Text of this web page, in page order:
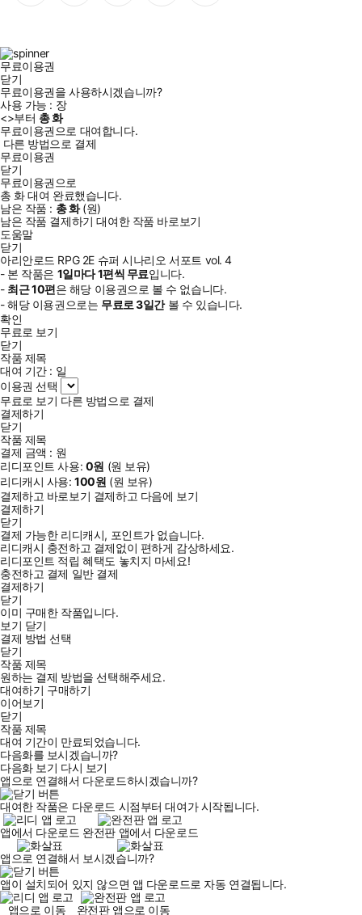
이
스
위
튜
톡
무료이용권
닫기
무료이용권을 사용하시겠습니까?
사용 가능 : 장
<>부터 총화
무료이용권으로 대여합니다.
다른 방법으로 결제
무료이용권
닫기
무료이용권으로
총 화대여 완료했습니다.
남은 작품 : 총화(원)
남은 작품 결제하기 대여한 작품 바로보기
도움말
닫기
아리안로드 RPG 2E 슈퍼 시나리오 서포트 vol. 4
- 본 작품은 1일마다1편씩 무료입니다.
- 최근10편은 해당 이용권으로 볼 수 없습니다.
- 해당 이용권으로는 무료로3일간볼 수 있습니다.
확인
무료로 보기
닫기
작품 제목
대여 기간 : 일
이용권 선택
무료로 보기 다른 방법으로 결제
결제하기
닫기
작품 제목
결제 금액 : 원
리디포인트 사용: 0원 (원 보유)
리디캐시 사용:100원 (원 보유)
결제하고 바로보기 결제하고 다음에 보기
결제하기
닫기
결제 가능한 리디캐시, 포인트가 없습니다.
리디캐시 충전하고 결제없이 편하게 감상하세요.
리디포인트 적립 혜택도 놓치지 마세요!
충전하고 결제 일반 결제
결제하기
닫기
이미 구매한 작품입니다.
보기 닫기
결제 방법 선택
닫기
작품 제목
원하는 결제 방법을 선택해주세요.
대여하기 구매하기
이어보기
닫기
작품 제목
대여 기간이 만료되었습니다.
다음화를 보시겠습니까?
다음화 보기 다시 보기
앱으로 연결해서 다운로드하시겠습니까?
대여한 작품은 다운로드 시점부터 대여가 시작됩니다.
앱에서 다운로드 완전판 앱에서 다운로드
앱으로 연결해서 보시겠습니까?
앱이 설치되어 있지 않으면 앱 다운로드로 자동 연결됩니다.
앱으로 이동
완전판 앱으로 이동